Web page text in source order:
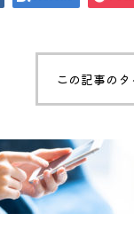
この記事の